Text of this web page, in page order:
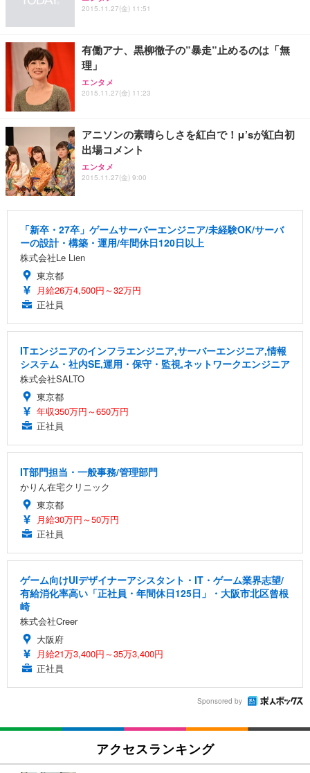
2015.11.27(金) 11:51
有働アナ、黒柳徹子の”暴走”止めるのは「無
理」
エンタメ
2015.11.27(金) 11:23
アニソンの素晴らしさを紅白で！μ’sが紅白初
出場コメント
エンタメ
2015.11.27(金) 9:00
「新卒・27卒」ゲームサーバーエンジニア/未経験OK/サーバ
ーの設計・構築・運用/年間休日120日以上
株式会社Le Lien
東京都
月給26万4,500円～32万円
正社員
ITエンジニアのインフラエンジニア,サーバーエンジニア,情報
システム・社内SE,運用・保守・監視,ネットワークエンジニア
株式会社SALTO
東京都
年収350万円～650万円
正社員
IT部門担当・一般事務/管理部門
かりん在宅クリニック
東京都
月給30万円～50万円
正社員
ゲーム向けUIデザイナーアシスタント・IT・ゲーム業界志望/
有給消化率高い「正社員・年間休日125日」・大阪市北区曾根
崎
株式会社Creer
大阪府
月給21万3,400円～35万3,400円
正社員
Sponsored by
アクセスランキング